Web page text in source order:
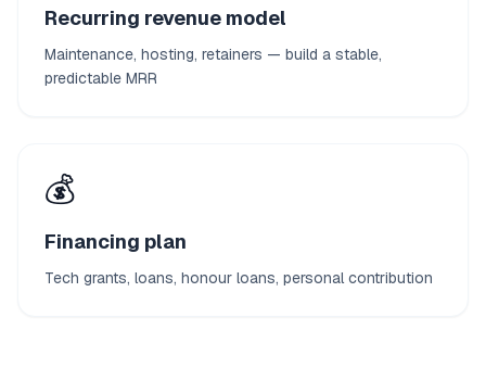
Recurring revenue model
Maintenance, hosting, retainers — build a stable,
predictable MRR
💰
Financing plan
Tech grants, loans, honour loans, personal contribution